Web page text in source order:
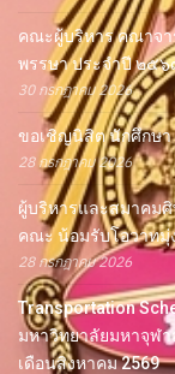
คณะผู้บริหาร คณาจา
พรรษา ประจำปี ๒๕๖
30 กรกฎาคม 2026
ขอเชิญนิสิต นักศึกษา
28 กรกฎาคม 2026
ผู้บริหารและสมาคมศิ
คณะ น้อมรับโอวาท
28 กรกฎาคม 2026
Transportation
มหาวิทยาลัยมหาจุฬ
เดือนสิงหาคม 2569